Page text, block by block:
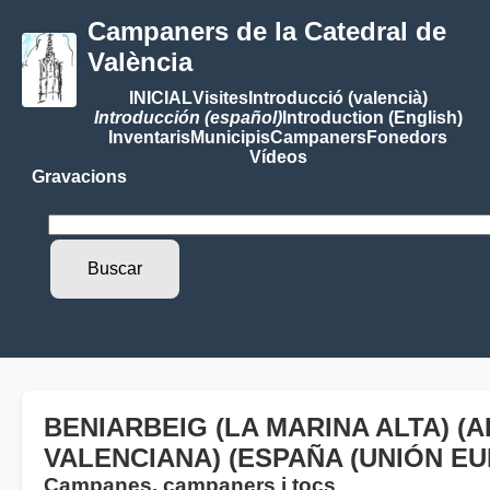
Campaners de la Catedral de
València
INICIALVisitesIntroducció (valencià)
Introducción (español)Introduction (English)
InventarisMunicipisCampanersFonedors
Vídeos
Gravacions
BENIARBEIG (LA MARINA ALTA)
VALENCIANA) (ESPAÑA (UNIÓN
Campanes, campaners i tocs